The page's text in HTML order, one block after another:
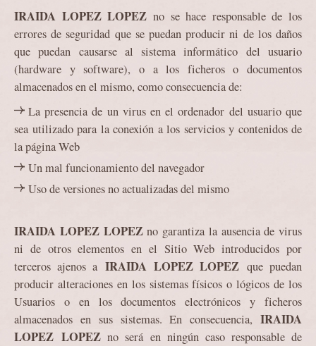
IRAIDA LOPEZ LOPEZ no se hace responsable de los
errores de seguridad que se puedan producir ni de los daños
que puedan causarse al sistema informático del usuario
(hardware y software), o a los ficheros o documentos
almacenados en el mismo, como consecuencia de:
La presencia de un virus en el ordenador del usuario que
sea utilizado para la conexión a los servicios y contenidos de
la página Web
Un mal funcionamiento del navegador
Uso de versiones no actualizadas del mismo
IRAIDA LOPEZ LOPEZno garantiza la ausencia de virus
ni de otros elementos en el Sitio Web introducidos por
terceros ajenos aIRAIDA LOPEZ LOPEZ que puedan
producir alteraciones en los sistemas físicos o lógicos de los
Usuarios o en los documentos electrónicos y ficheros
almacenados en sus sistemas. En consecuencia, IRAIDA
LOPEZLOPEZ no será en ningún caso responsable de